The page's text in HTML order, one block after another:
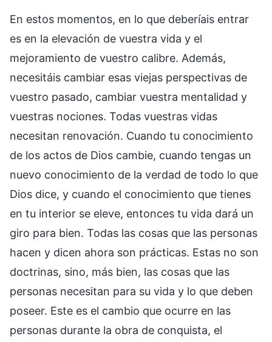
En estos momentos, en lo que deberíais entrar
es en la elevación de vuestra vida y el
mejoramiento de vuestro calibre. Además,
necesitáis cambiar esas viejas perspectivas de
vuestro pasado, cambiar vuestra mentalidad y
vuestras nociones. Todas vuestras vidas
necesitan renovación. Cuando tu conocimiento
de los actos de Dios cambie, cuando tengas un
nuevo conocimiento de la verdad de todo lo que
Dios dice, y cuando el conocimiento que tienes
en tu interior se eleve, entonces tu vida dará un
giro para bien. Todas las cosas que las personas
hacen y dicen ahora son prácticas. Estas no son
doctrinas, sino, más bien, las cosas que las
personas necesitan para su vida y lo que deben
poseer. Este es el cambio que ocurre en las
personas durante la obra de conquista, el